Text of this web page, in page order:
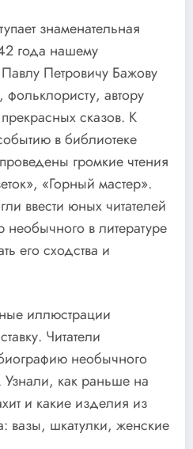
знаменательная
года нашему
Петровичу Бажову
автору
сказов. К
в библиотеке
громкие чтения
«Горный мастер».
ввести юных читателей
в литературе
его сходства и
иллюстрации
Читатели
необычного
Узнали, как раньше на
и какие изделия из
вазы, шкатулки, женские